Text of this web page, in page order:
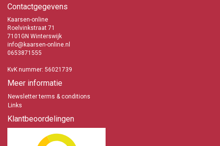
Contactgegevens
Kaarsen-online
Roelvinkstraat 71
7101GN Winterswijk
info@kaarsen-online.nl
0653871555
KvK nummer: 56021739
Meer informatie
Newsletter terms & conditions
Links
Klantbeoordelingen